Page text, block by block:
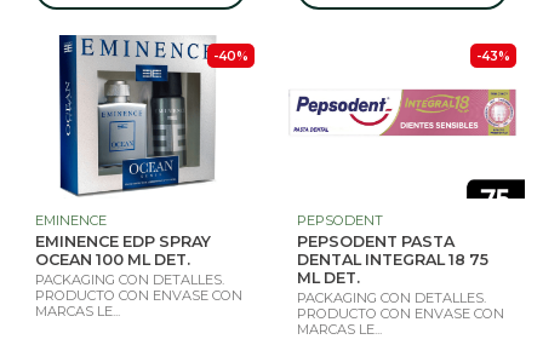
-40%
EMINENCE
EMINENCE EDP SPRAY
OCEAN 100 ML DET.
PACKAGING CON DETALLES.
PRODUCTO CON ENVASE CON
MARCAS LE...
-43%
PEPSODENT
PEPSODENT PASTA
DENTAL INTEGRAL 18 75
ML DET.
PACKAGING CON DETALLES.
PRODUCTO CON ENVASE CON
MARCAS LE...